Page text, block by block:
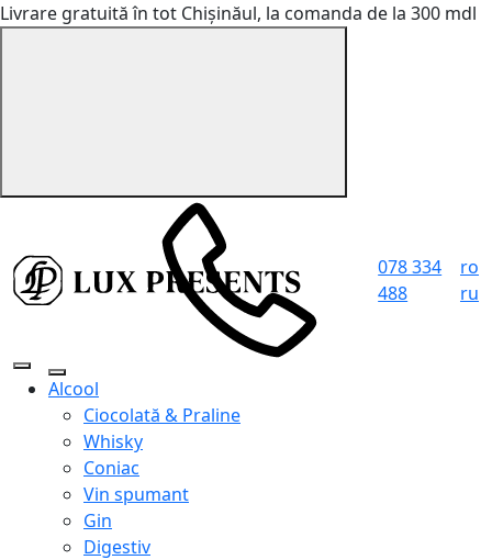
Livrare gratuită în tot Chișinăul, la comanda de la 300 mdl
078 334
488
ro
ru
Alcool
Ciocolată & Praline
Whisky
Coniac
Vin spumant
Gin
Digestiv